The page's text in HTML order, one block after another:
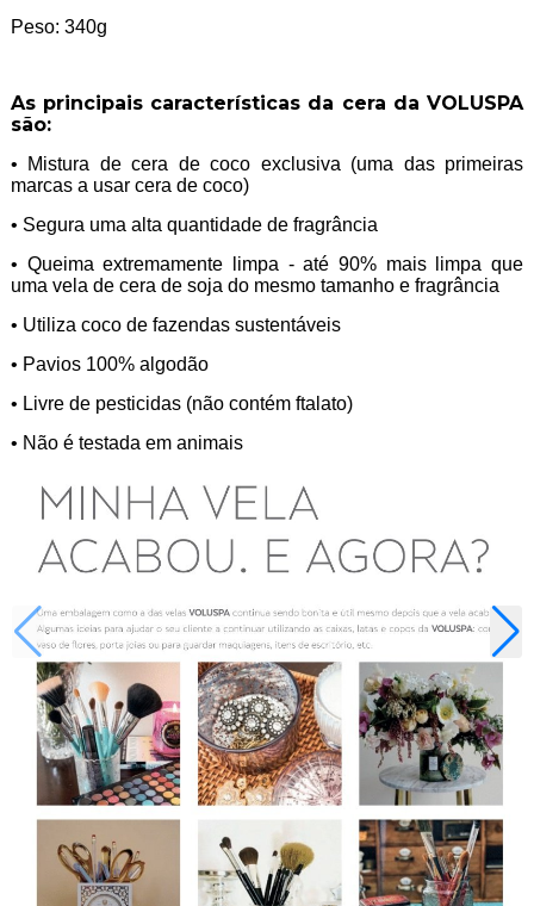
Peso: 340g
As principais características da cera da VOLUSPA
são:
• Mistura de cera de coco exclusiva (uma das primeiras
marcas a usar cera de coco)
• Segura uma alta quantidade de fragrância
• Queima extremamente limpa - até 90% mais limpa que
uma vela de cera de soja do mesmo tamanho e fragrância
• Utiliza coco de fazendas sustentáveis
• Pavios 100% algodão
• Livre de pesticidas (não contém ftalato)
• Não é testada em animais